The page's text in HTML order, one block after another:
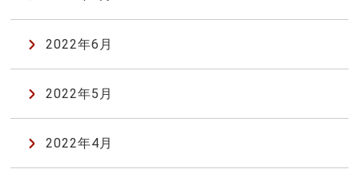
2022年6月
2022年5月
2022年4月